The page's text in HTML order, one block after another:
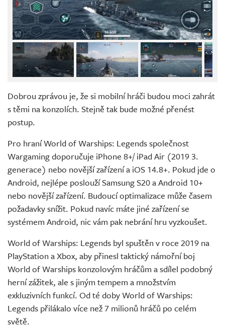
Dobrou zprávou je, že si mobilní hráči budou moci zahrát
s těmi na konzolích. Stejně tak bude možné přenést
postup.
Pro hraní World of Warships: Legends společnost
Wargaming doporučuje iPhone 8+/ iPad Air (2019 3.
generace) nebo novější zařízení a iOS 14.8+. Pokud jde o
Android, nejlépe poslouží Samsung S20 a Android 10+
nebo novější zařízení. Budoucí optimalizace může časem
požadavky snížit. Pokud navíc máte jiné zařízení se
systémem Android, nic vám pak nebrání hru vyzkoušet.
World of Warships: Legends byl spuštěn v roce 2019 na
PlayStation a Xbox, aby přinesl taktický námořní boj
World of Warships konzolovým hráčům a sdílel podobný
herní zážitek, ale s jiným tempem a množstvím
exkluzivních funkcí. Od té doby World of Warships:
Legends přilákalo více než 7 milionů hráčů po celém
světě.